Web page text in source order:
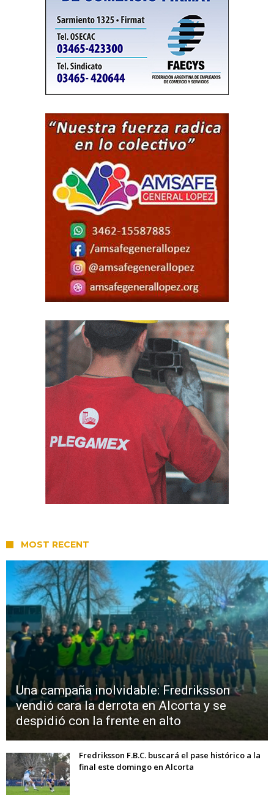
MOST RECENT
Una campaña inolvidable: Fredriksson
vendió cara la derrota en Alcorta y se
despidió con la frente en alto
Fredriksson F.B.C. buscará el pase histórico a la
final este domingo en Alcorta